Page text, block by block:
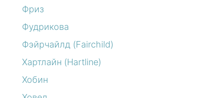
Фриз
Фудрикова
Фэйрчайлд (Fairchild)
Хартлайн (Hartline)
Хобин